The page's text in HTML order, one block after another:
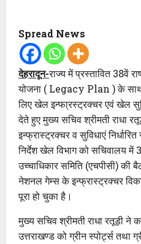
Spread News
देहरादून-राज्य में प्रस्तावित 38वें
योजना ( Legacy Plan ) के साथ
लिए खेल इन्फा्रस्ट्रक्चर एवं खेल
देते हुए मुख्य सचिव श्रीमती राधा
इन्फ्रास्ट्रक्चर व सुविधाएं
निर्देश खेल विभाग को सचिवालय में
उच्चाधिकार समिति (एचपीसी) की
नेशनल गेम्स के इन्फ्रास्ट्रक्चर
पूरा हो चुका है।
मुख्य सचिव श्रीमती राधा रतूड़ी ने
उत्तराखण्ड को ग्रीन स्पोर्ट्स तथा